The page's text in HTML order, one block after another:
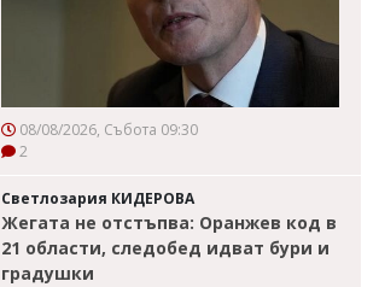
08/08/2026, Събота 09:30
2
Светлозария КИДЕРОВА
Жегата не отстъпва: Оранжев код в
21 области, следобед идват бури и
градушки